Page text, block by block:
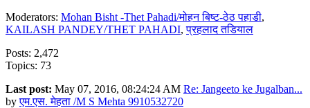
Moderators: Mohan Bisht -Thet Pahadi/मोहन बिष्ट-ठेठ पहाडी,
KAILASH PANDEY/THET PAHADI,प्रहलाद तडियाल
Posts: 2,472
Topics: 73
Last post: May 07, 2016, 08:24:24 AM Re: Jangeeto ke Jugalban...
byएम.एस. मेहता /M S Mehta 9910532720